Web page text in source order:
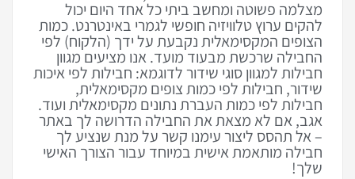
מצלמה פשוטה ומחשב ביתי כל אחד היום יכול
להקים ערוץ טלוויזיה חופשי לגמרי באינטרנט. כמות
הצופים המקסימאלית נקבעת על ידך (הלקוח) לפי
החבילה שרכשת מבעוד מועד. אנו מציעים מגוון
חבילות למגוון סוגי שידור לדוגמא: חבילות לפי איכות
שידור, חבילות לפי כמות צופים מקסימאלית,
חבילות לפי כמות העברת נתונים מקסימאלית ועוד.
אגב, אם לא מצאת את החבילה הדרושה לך באתר
– אל תהסס ליצור עימנו קשר על מנת שנציע לך
חבילה מותאמת אישית במיוחד עבור הצורך האישי
שלך!